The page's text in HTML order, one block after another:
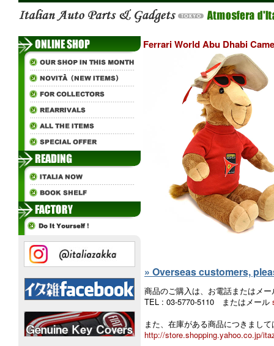
Ferrari World Abu Dhabi
» Overseas customers,
商品のご購入は、お電話またはメ
TEL : 03-5770-5110 またはメール
また、在庫がある商品につきまし
http://store.shopping.yahoo.co.jp/